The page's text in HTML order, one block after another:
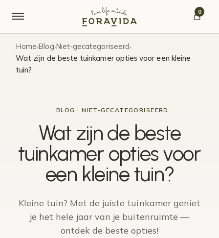
0
Home›Blog›Niet-gecategoriseerd›
Wat zijn de beste tuinkamer opties voor een kleine
tuin?
BLOG · NIET-GECATEGORISEERD
Wat zijn de beste
tuinkamer opties voor
een kleine tuin?
Kleine tuin? Met de juiste tuinkamer geniet
je het hele jaar van je buitenruimte —
ontdek de beste opties!